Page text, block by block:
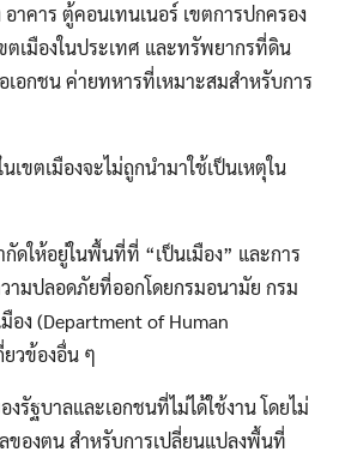
คาร ตู้คอนเทนเนอร์ เขตการปกครอง
เมืองในประเทศ และทรัพยากรที่ดิน
เอกชน ค่ายทหารที่เหมาะสมสำหรับการ
เขตเมืองจะไม่ถูกนำมาใช้เป็นเหตุใน
ดให้อยู่ในพื้นที่ที่ “เป็นเมือง” และการ
ามปลอดภัยที่ออกโดยกรมอนามัย กรม
ง (Department of Human
ยวข้องอื่น ๆ
ฐบาลและเอกชนที่ไม่ได้ใช้งาน โดยไม่
ของตน สำหรับการเปลี่ยนแปลงพื้นที่